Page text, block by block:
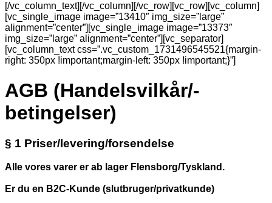
[/vc_column_text][/vc_column][/vc_row][vc_row][vc_column]
[vc_single_image image=”13410″ img_size=”large”
alignment=”center”][vc_single_image image=”13373″
img_size=”large” alignment=”center”][vc_separator]
[vc_column_text css=”.vc_custom_1731496545521{margin-
right: 350px !important;margin-left: 350px !important;}”]
AGB (Handelsvilkår/-
betingelser)
§ 1 Priser/levering/forsendelse
Alle vores varer er ab lager Flensborg/Tyskland.
Er du en B2C-Kunde (slutbruger/privatkunde)